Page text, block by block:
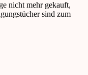
nicht mehr gekauft,
sind zum